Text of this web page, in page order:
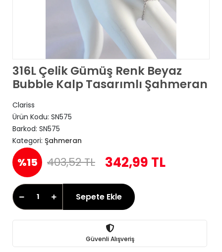
316L Çelik Gümüş Renk Beyaz
Bubble Kalp Tasarımlı Şahmeran
Clariss
Ürün Kodu: SN575
Barkod: SN575
Kategori: Şahmeran
%15 403,52 TL 342,99 TL
Sepete Ekle
Güvenli Alışveriş